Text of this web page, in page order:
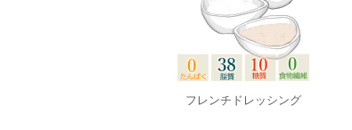
フレンチドレッシング